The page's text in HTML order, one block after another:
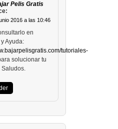
Pelis Gratis
2016 a las 10:46
en
Ayuda:
tutoriales-
solucionar tu
Saludos.